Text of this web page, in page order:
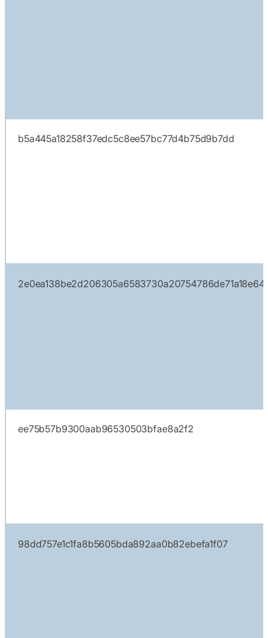
b5a445a18258f37edc5c8ee57bc77d4b75d9b7dd
ee75b57b9300aab96530503bfae8a2f2
98dd757e1c1fa8b5605bda892aa0b82ebefa1f07